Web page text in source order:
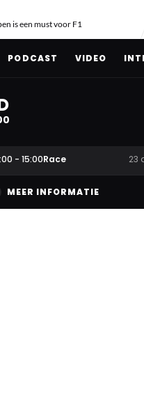
is een must voor F1
PODCAST VIDEO
- 15:00Race 23
MEER INFORMATIE